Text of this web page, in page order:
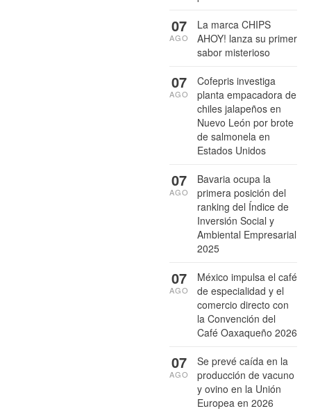
La marca CHIPS
AHOY! lanza su primer
sabor misterioso
07
AGO
Cofepris investiga
planta empacadora de
chiles jalapeños en
Nuevo León por brote
de salmonela en
Estados Unidos
07
AGO
Bavaria ocupa la
primera posición del
ranking del Índice de
Inversión Social y
Ambiental Empresarial
2025
07
AGO
México impulsa el café
de especialidad y el
comercio directo con
la Convención del
Café Oaxaqueño 2026
07
AGO
Se prevé caída en la
producción de vacuno
y ovino en la Unión
Europea en 2026
07
AGO